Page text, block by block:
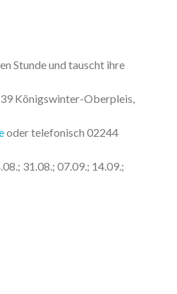
Stunde und tauscht ihre
Königswinter-Oberpleis,
oder telefonisch 02244
31.08.; 07.09.; 14.09.;